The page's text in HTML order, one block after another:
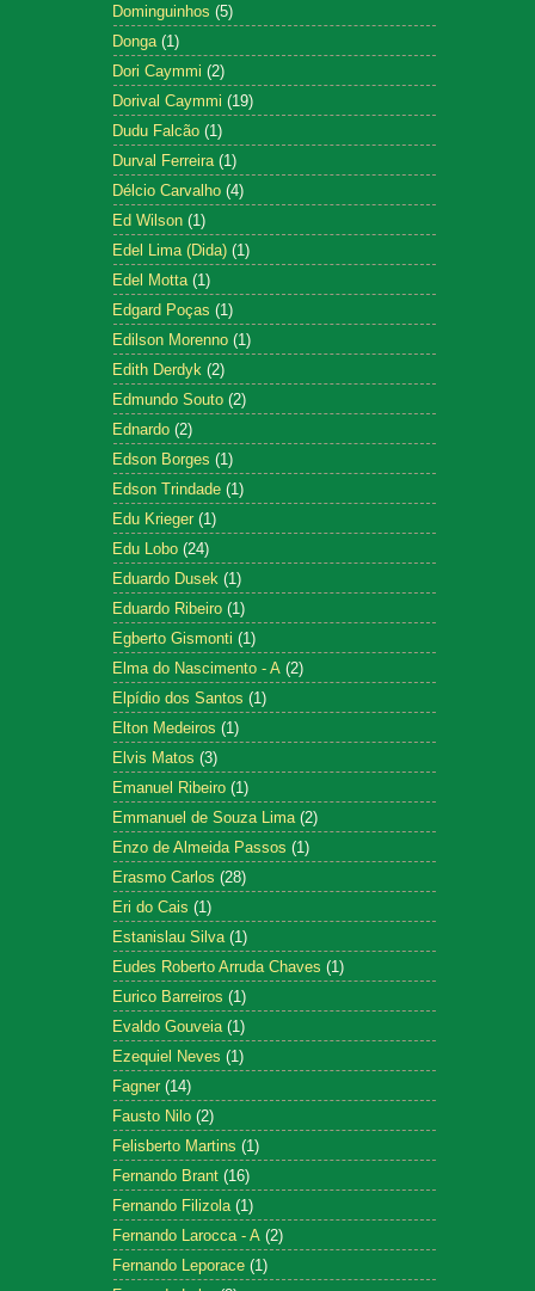
Dominguinhos (5)
Donga (1)
Dori Caymmi (2)
Dorival Caymmi (19)
Dudu Falcão (1)
Durval Ferreira (1)
Délcio Carvalho (4)
Ed Wilson (1)
Edel Lima (Dida) (1)
Edel Motta (1)
Edgard Poças (1)
Edilson Morenno (1)
Edith Derdyk (2)
Edmundo Souto (2)
Ednardo (2)
Edson Borges (1)
Edson Trindade (1)
Edu Krieger (1)
Edu Lobo (24)
Eduardo Dusek (1)
Eduardo Ribeiro (1)
Egberto Gismonti (1)
Elma do Nascimento - A (2)
Elpídio dos Santos (1)
Elton Medeiros (1)
Elvis Matos (3)
Emanuel Ribeiro (1)
Emmanuel de Souza Lima (2)
Enzo de Almeida Passos (1)
Erasmo Carlos (28)
Eri do Cais (1)
Estanislau Silva (1)
Eudes Roberto Arruda Chaves (1)
Eurico Barreiros (1)
Evaldo Gouveia (1)
Ezequiel Neves (1)
Fagner (14)
Fausto Nilo (2)
Felisberto Martins (1)
Fernando Brant (16)
Fernando Filizola (1)
Fernando Larocca - A (2)
Fernando Leporace (1)